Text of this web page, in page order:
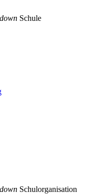
Schule
Schulorganisation